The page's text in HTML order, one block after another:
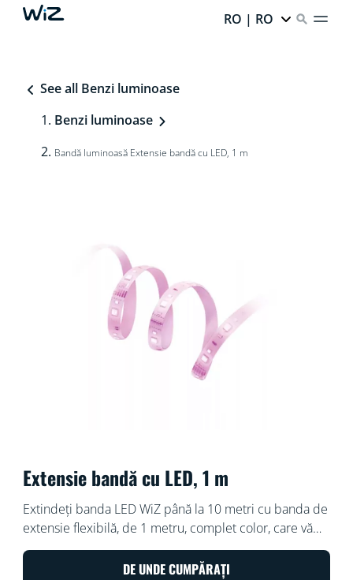
RO | RO
See all Benzi luminoase
Benzi luminoase
Bandă luminoasă Extensie bandă cu LED, 1 m
Extensie bandă cu LED, 1 m
Extindeți banda LED WiZ până la 10 metri cu banda de
extensie flexibilă, de 1 metru, complet color, care vă
permite să aduceți și mai multă culoare în casă.
DE UNDE CUMPĂRAȚI